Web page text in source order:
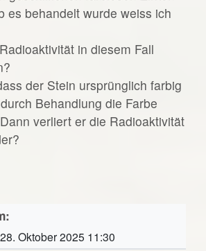
es behandelt wurde weiss ich
in diesem Fall
der Stein ursprünglich farbig
Behandlung die Farbe
verliert er die Radioaktivität
Oktober 2025 11:30